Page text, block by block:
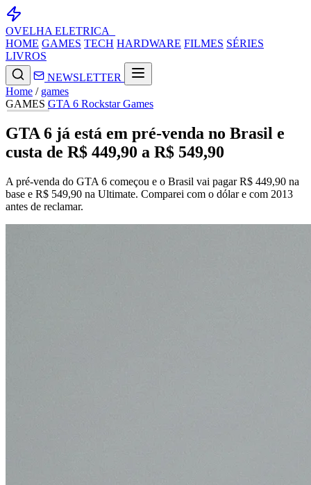
OVELHA ELETRICA_
HOME GAMES TECH HARDWARE FILMES SÉRIES
LIVROS
NEWSLETTER
Home / games
GAMES GTA 6 Rockstar Games
GTA 6 já está em pré-venda no Brasil e
custa de R$ 449,90 a R$ 549,90
A pré-venda do GTA 6 começou e o Brasil vai pagar R$ 449,90 na
base e R$ 549,90 na Ultimate. Comparei com o dólar e com 2013
antes de reclamar.